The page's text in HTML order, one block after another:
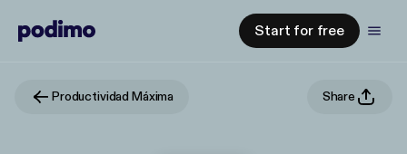
Start for free
Productividad Máxima Share